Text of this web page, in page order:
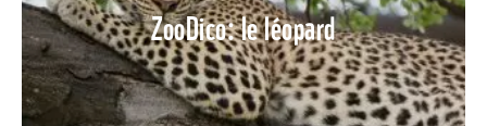
ZooDico: le léopard